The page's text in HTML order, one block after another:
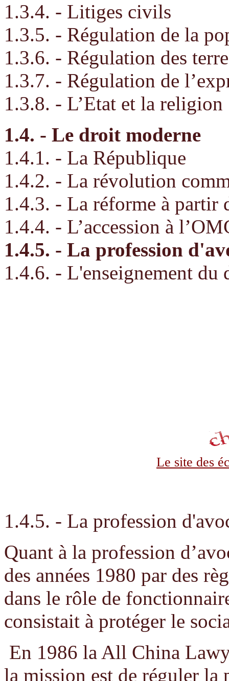
1.3.4. - Litiges civils
1.3.5. - Régulation de la
1.3.6. - Régulation des
1.3.7. - Régulation de
1.3.8. - L’Etat et la religion
1.4. - Le droit moderne
1.4.1. - La République
1.4.2. - La révolution
1.4.3. - La réforme à partir
1.4.4. - L’accession à
1.4.5. - La profession
1.4.6. - L'enseignement du
Le site des
1.4.5. - La profession
Quant à la profession
des années 1980 par des
dans le rôle de
consistait à protéger le
En 1986 la All China
la mission est de réguler la